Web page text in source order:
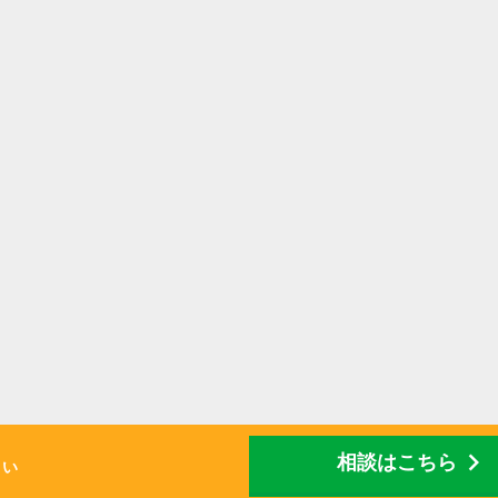
相談はこちら chevron_right